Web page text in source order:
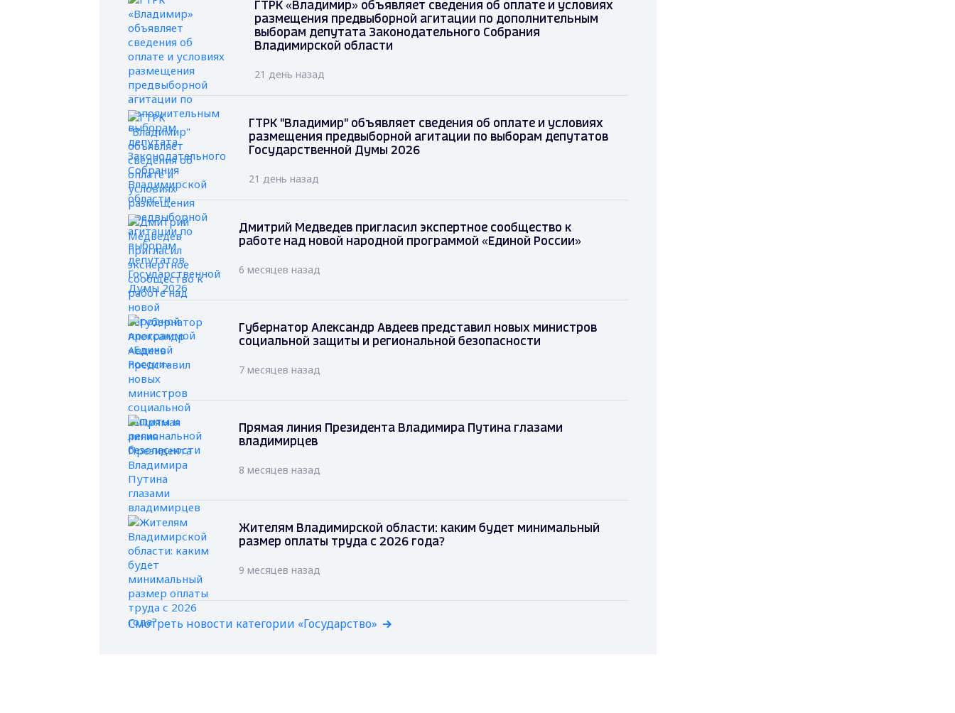
ГТРК «Владимир» объявляет сведения об оплате и условиях
размещения предвыборной агитации по дополнительным
выборам депутата Законодательного Собрания
Владимирской области
21 день назад
ГТРК "Владимир" объявляет сведения об оплате и условиях
размещения предвыборной агитации по выборам депутатов
Государственной Думы 2026
21 день назад
Дмитрий Медведев пригласил экспертное сообщество к
работе над новой народной программой «Единой России»
6 месяцев назад
Губернатор Александр Авдеев представил новых министров
социальной защиты и региональной безопасности
7 месяцев назад
Прямая линия Президента Владимира Путина глазами
владимирцев
8 месяцев назад
Жителям Владимирской области: каким будет минимальный
размер оплаты труда с 2026 года?
9 месяцев назад
Смотреть новости категории «Государство»